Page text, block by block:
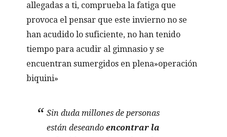
allegadas a ti, comprueba la fatiga que
provoca el pensar que este invierno no se
han acudido lo suficiente, no han tenido
tiempo para acudir al gimnasio y se
encuentran sumergidos en plena»operación
biquini»
Sin duda millones de personas
están deseandoencontrar la